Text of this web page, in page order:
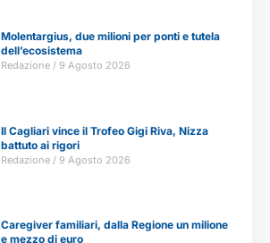
Molentargius, due milioni per ponti e tutela
dell’ecosistema
Redazione 9 Agosto 2026
Il Cagliari vince il Trofeo Gigi Riva, Nizza
battuto ai rigori
Redazione 9 Agosto 2026
Caregiver familiari, dalla Regione un milione
e mezzo di euro